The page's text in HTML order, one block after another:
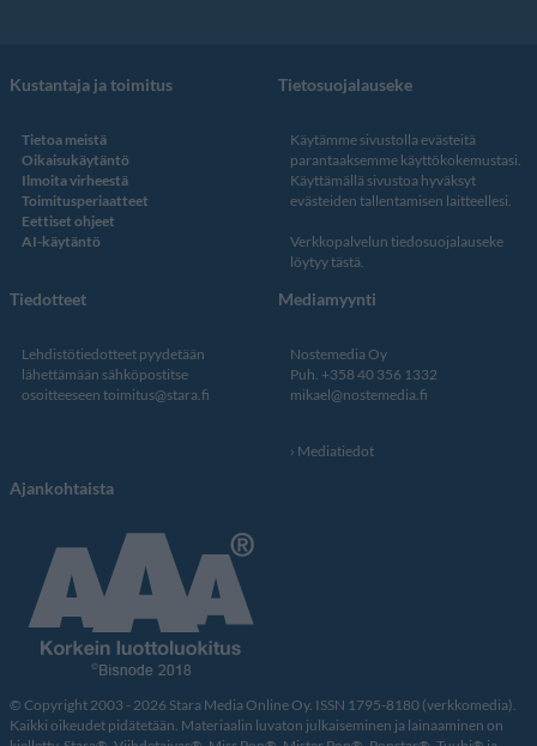
Kustantaja ja toimitus
Tietoa meistä
Oikaisukäytäntö
Ilmoita virheestä
Toimitusperiaatteet
Eettiset ohjeet
AI-käytäntö
Tietosuojalauseke
Käytämme sivustolla evästeitä
parantaaksemme käyttökokemustasi.
Käyttämällä sivustoa hyväksyt
evästeiden tallentamisen laitteellesi.
Verkkopalvelun tiedosuojalauseke
löytyy tästä
Tiedotteet
Lehdistötiedotteet pyydetään
lähettämään sähköpostitse
osoitteeseen toimitus@stara.fi
Mediamyynti
Nostemedia Oy
Puh. +358 40 356 1332
mikael@nostemedia.fi
Mediatiedot
Ajankohtaista
© Copyright 2003 - 2026 Stara Media Online Oy. ISSN 1795-8180 (verkkomedia).
Kaikki oikeudet pidätetään. Materiaalin luvaton julkaiseminen ja lainaaminen on